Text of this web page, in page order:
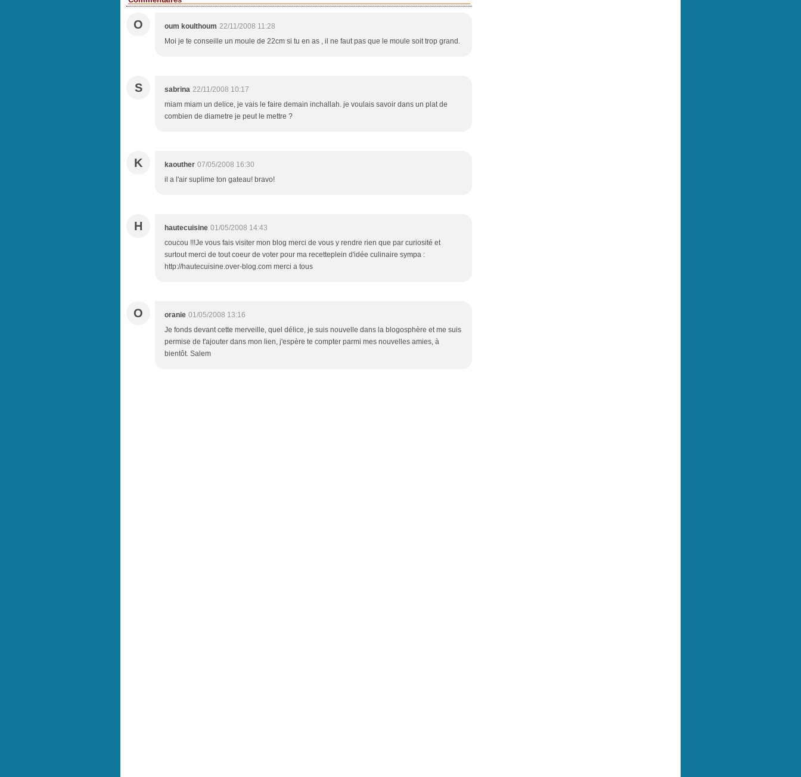
O oum koulthoum 22/11/2008 11:28
Moi je te conseille un moule de 22cm si tu en as , il ne faut pas que le moule soit trop grand.
S sabrina 22/11/2008 10:17
miam miam un delice, je vais le faire demain inchallah. je voulais savoir dans un plat de
combien de diametre je peut le mettre ?
K kaouther 07/05/2008 16:30
il a l'air suplime ton gateau! bravo!
H hautecuisine 01/05/2008 14:43
coucou !!!Je vous fais visiter mon blog merci de vous y rendre rien que par curiosité et
surtout merci de tout coeur de voter pour ma recetteplein d'idée culinaire sympa :
http://hautecuisine.over-blog.com merci a tous
O oranie 01/05/2008 13:16
Je fonds devant cette merveille, quel délice, je suis nouvelle dans la blogosphère et me suis
permise de t'ajouter dans mon lien, j'espère te compter parmi mes nouvelles amies, à
bientôt. Salem